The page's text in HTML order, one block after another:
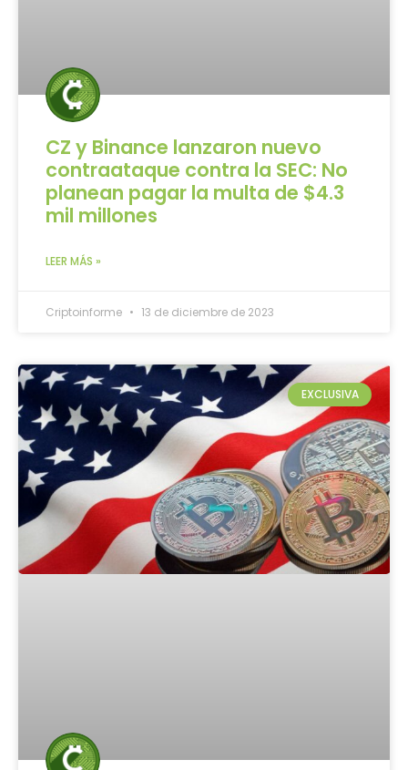
CZ y Binance lanzaron nuevo
contraataque contra la SEC: No
planean pagar la multa de $4.3
mil millones
LEER MÁS »
Criptoinforme 13 de diciembre de 2023
EXCLUSIVA